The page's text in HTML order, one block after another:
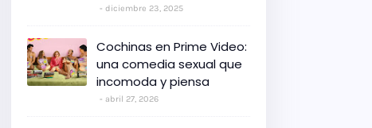
diciembre 23, 2025
Cochinas en Prime Video:
una comedia sexual que
incomoda y piensa
abril 27, 2026